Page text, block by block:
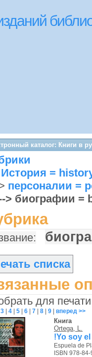
каталог: Книги в
История =
персоналии =
> биографии =
списка
для
3 4 5 6 7 8 9 вперед >>
Книга
Ortega, L.
!Yo soy
Espuela de
ISBN 978-